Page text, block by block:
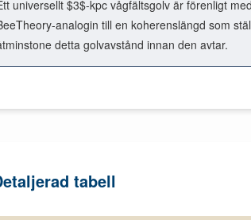
universellt $3$-kpc vågfältsgolv är förenligt
analogin till en koherenslängd som
detta golvavstånd innan den avtar.
tabell